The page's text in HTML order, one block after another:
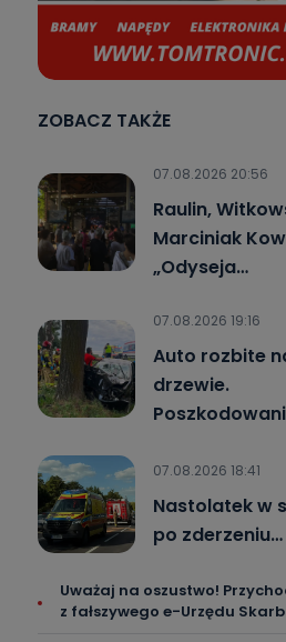
ZOBACZ TAKŻE
07.08.2026 20:56
Raulin,
Marciniak
„Odyseja…
07.08.2026 19:16
Auto rozbite
drzewie.
07.08.2026 18:41
Nastolatek w
po zderzeniu…
Uważaj na oszustwo!
z fałszywego e-Urzędu